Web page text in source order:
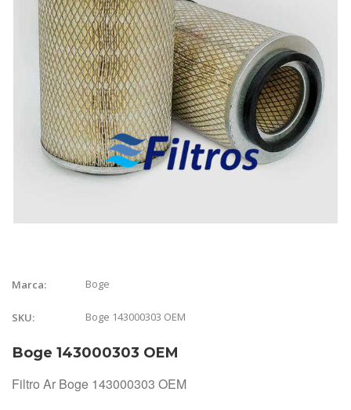
Marca: Boge
SKU: Boge 143000303 OEM
Boge 143000303 OEM
Filtro Ar Boge 143000303 OEM